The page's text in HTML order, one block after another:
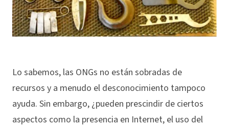
Lo sabemos, las ONGs no están sobradas de
recursos y a menudo el desconocimiento tampoco
ayuda. Sin embargo, ¿pueden prescindir de ciertos
aspectos como la presencia en Internet, el uso del